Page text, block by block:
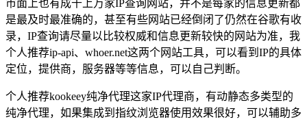
市面上也有成千上万家IP查询网站，并不是每家的信息更新都
是最及时最准确的，甚至有些网站已经倒闭了仍然在谷歌有收
录，IP查询请尽量以比较权威和信息更新较快的网站为准，我
个人推荐ip-api、whoer.net这两个网站工具，可以看到IP的具体
定位，提供商，服务器等等信息，可以自己判断。
个人推荐kookeey纯净代理这家IP代理商，有动静态多类型的
纯净代理，如果集成到指纹浏览器使用效果很好，可以辅助多